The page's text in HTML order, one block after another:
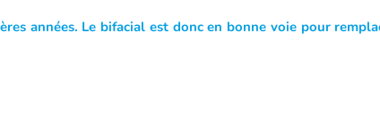
années. Le bifacial est donc en bonne voie pour